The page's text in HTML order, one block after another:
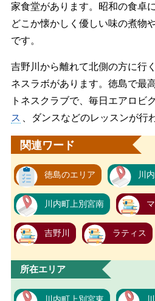
家食堂があります。昭和の食卓
どこか懐かしく優しい味の煮物
です。
吉野川から離れて北側の方に行
ネスラボがあります。徳島で最
トネスクラブで、毎日エアロビ
ス
、ダンスなどのレッスンが行
関連ワード
徳島のエリア 川
川内町上別宮南
吉野川 ラティス
所在エリア